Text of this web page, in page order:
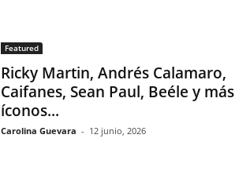
Featured
Ricky Martin, Andrés Calamaro,
Caifanes, Sean Paul, Beéle y más
íconos...
Carolina Guevara - 12 junio, 2026